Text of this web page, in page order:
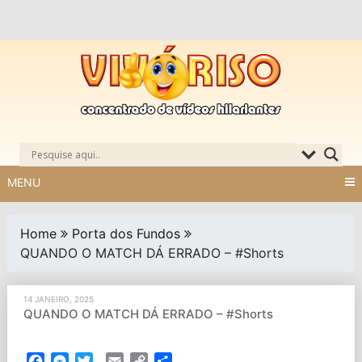
MENU
Home
Porta dos Fundos
QUANDO O MATCH DÁ ERRADO – #Shorts
14 JANEIRO, 2025
QUANDO O MATCH DÁ ERRADO – #Shorts